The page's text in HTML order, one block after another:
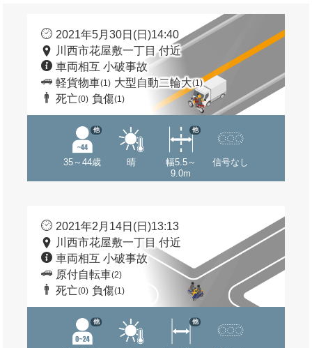
2021年5月30日(日)14:40
川西市花屋敷一丁目 付近
車両相互 小破事故
軽貨物車(1) 大型自動二輪大(1)
死亡(0) 負傷(1)
35～44歳
他
晴
幅5.5～
9.0m
他
信号なし
2021年2月14日(日)13:13
川西市花屋敷一丁目 付近
車両相互 小破事故
原付自転車(2)
死亡(0) 負傷(1)
他 他